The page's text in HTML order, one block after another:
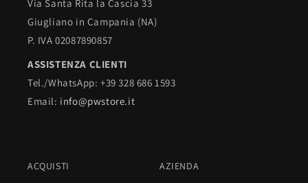
Via Santa Rita la Cascia 33
Giugliano in Campania (NA)
P. IVA 02087890857
ASSISTENZA CLIENTI
Tel./WhatsApp: +39 328 686 1593
Email: info@pwstore.it
ACQUISTI
AZIENDA